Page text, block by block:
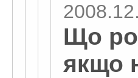
Що
якщо